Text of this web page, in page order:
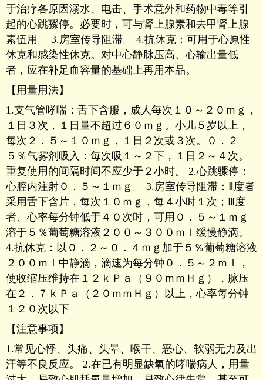
于治疗各原因溺水、电击、手术意外和药物中毒等引
起的心跳骤停。必要时，可与肾上腺素和去甲肾上腺
素伍用。 3.房室传导阻滞。 4.抗休克：可用于心原性
休克和感染性休克。对中心静脉压高、心输出量低
者，应在补足血容量的基础上再用本品。
【用量用法】
1.支气管哮喘：舌下含服，成人每次１０～２０ｍｇ，
１日３次，１日量不超过６０ｍｇ。小儿５岁以上，
每次２．５～１０ｍｇ，１日２次或３次。０．２
５％气雾剂吸入：每次吸１～２下，１日２～４次。
重复使用的间隔时间不应少于２小时。 2.心跳骤停：
心腔内注射０．５～１ｍｇ。 3.房室传导阻滞：Ⅱ度者
采用舌下含片，每次１０ｍｇ，每４小时１次；Ⅲ度
者、心率每分钟低于４０次时，可用０．５～１ｍｇ
溶于５％葡萄糖溶液２００～３００ｍｌ缓慢静滴。
4.抗休克：以０．２～０．４ｍｇ加于５％葡萄糖溶液
２００ｍｌ中静滴，滴速为每分钟０．５～２ｍｌ，
使收缩压维持在１２ｋＰａ（９０ｍｍＨｇ），脉压
在２．７ｋＰａ（２０ｍｍＨｇ）以上，心率每分钟
１２０次以下
【注意事项】
1.常见心悸、头痛、头晕、喉干、恶心、软弱无力及出
汗等不良反应。 2.在已有明显缺氧的哮喘病人，用量